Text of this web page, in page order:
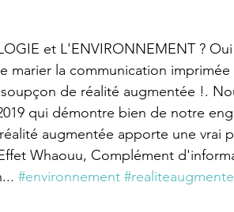
et L'ENVIRONNEMENT ?
marier la communication
de réalité augmentée !.
qui démontre bien de notre
augmentée apporte une vrai
Whaouu, Complément
#environnement